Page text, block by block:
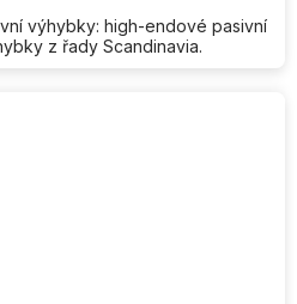
výhybky: high-endové pasivní
z řady Scandinavia.